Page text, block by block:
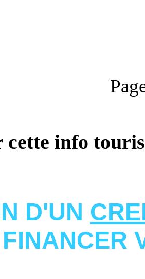
cette info
D'UN